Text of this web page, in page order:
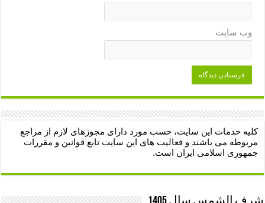
وب‌ سایت
کلیه خدمات این سایت، حسب مورد دارای مجوزهای لازم از مراجع
مربوطه می باشند و فعالیت های این سایت تابع قوانین و مقررات
جمهوری اسلامی ایران است.